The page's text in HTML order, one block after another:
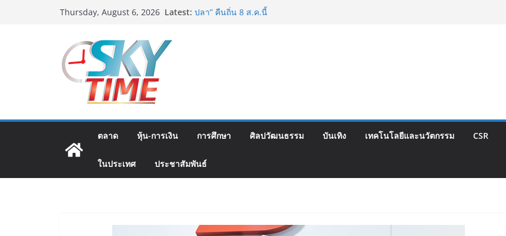
Thursday, August 6, 2026 Latest: อดีตแข้งดังทีมชาติ ยุคบุกเบิก “วัดสุทธิฯ”รวมพลงาน “สิงห์สะพาน
มูลนิธิกองทุนนิยมไทย จับมือ กระทรวงวัฒนธรรม แถลงเปิดตัว
โครงการ ประกวดอัตลักษณ์อาหารภูมิภาค “รสถิ่นไทย” เฟ้นหาเมนู
ต้นตำรับ 4 ภูมิภาค ดัน Soft Power สู่ระดับโลก
ตลาด หุ้น-การเงิน การศึกษา ศิลปวัฒนธรรม บันเทิง เทคโนโลยีและนวัตกรรม CSR
ในประเทศ ประชาสัมพันธ์